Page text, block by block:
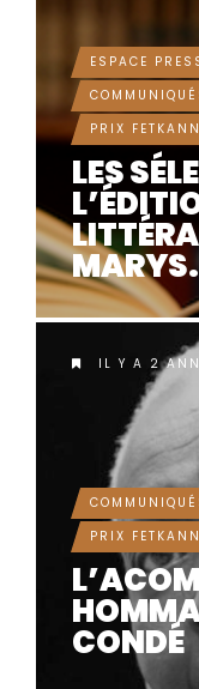
ESPACE
PRIX
LES
IL Y A 2
PRIX
CONDÉ